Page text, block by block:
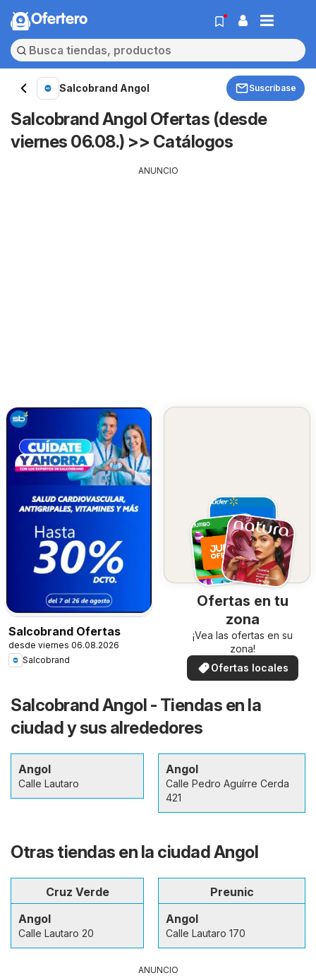
Ofertero
Salcobrand Angol Suscríbase
Salcobrand Angol Ofertas (desde
viernes 06.08.) >> Catálogos
ANUNCIO
Salcobrand Ofertas
desde viernes 06.08.2026
Salcobrand
Ofertas en tu
zona
¡Vea las ofertas en su
zona!
Ofertas locales
Salcobrand Angol - Tiendas en la
ciudad y sus alrededores
Angol
Calle Lautaro
Angol
Calle Pedro Aguírre Cerda
421
Otras tiendas en la ciudad Angol
Cruz Verde
Angol
Calle Lautaro 20
Preunic
Angol
Calle Lautaro 170
ANUNCIO